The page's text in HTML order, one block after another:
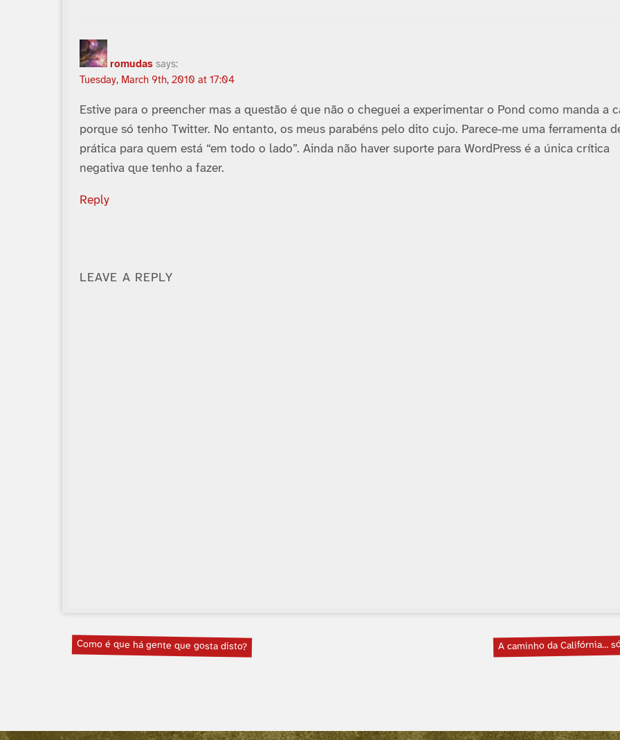
romudas says:
Tuesday, March 9th, 2010 at 17:04
Estive para o preencher mas a questão é que não o cheguei a experimentar o Pond como manda a
porque só tenho Twitter. No entanto, os meus parabéns pelo dito cujo. Parece-me uma ferramenta
prática para quem está “em todo o lado”. Ainda não haver suporte para WordPress é a única crí­tica
negativa que tenho a fazer.
Reply
LEAVE A REPLY
Como é que há gente que gosta disto? A caminho da Califórnia…